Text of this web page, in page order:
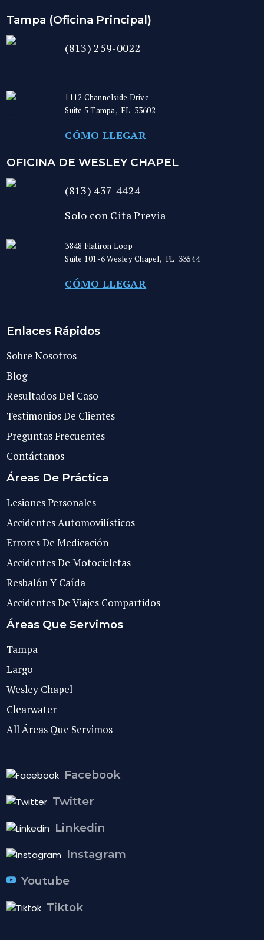
Tampa (Oficina Principal)
(813) 259-0022
1112 Channelside Drive
Suite 5Tampa, FL 33602
CÓMO LLEGAR
OFICINA DE WESLEY CHAPEL
(813) 437-4424
Solo con Cita Previa
3848 Flatiron Loop
Suite 101-6Wesley Chapel, FL 33544
CÓMO LLEGAR
Enlaces Rápidos
Sobre Nosotros
Blog
Resultados Del Caso
Testimonios De Clientes
Preguntas Frecuentes
Contáctanos
Áreas De Práctica
Lesiones Personales
Accidentes Automovilísticos
Errores De Medicación
Accidentes De Motocicletas
Resbalón Y Caída
Accidentes De Viajes Compartidos
Áreas Que Servimos
Tampa
Largo
Wesley Chapel
Clearwater
All Áreas Que Servimos
Facebook
Twitter
Linkedin
Instagram
Youtube
Tiktok